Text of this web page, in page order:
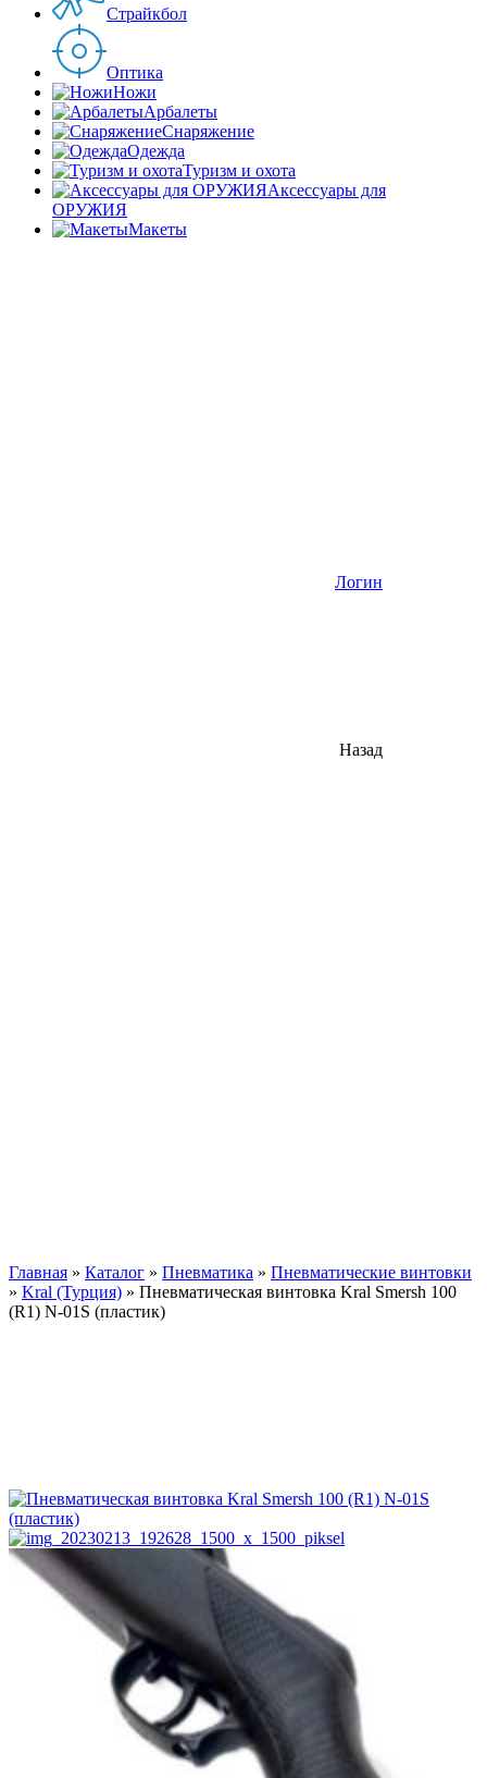
Страйкбол
Оптика
Ножи
Арбалеты
Снаряжение
Одежда
Туризм и охота
Аксессуары для
ОРУЖИЯ
Макеты
Логин
Назад
Главная » Каталог » Пневматика » Пневматические винтовки
» Kral (Турция) » Пневматическая винтовка Kral Smersh 100
(R1) N-01S (пластик)